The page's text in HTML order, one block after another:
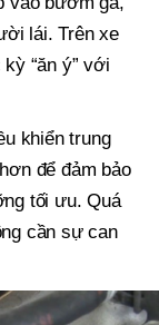
lái. Trên xe
“ăn ý” với
khiển trung
để đảm bảo
tối ưu. Quá
cần sự can